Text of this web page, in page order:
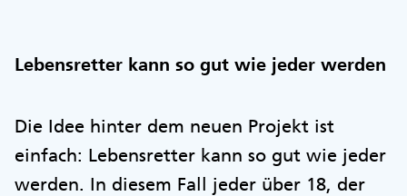
Lebensretter kann so gut wie jeder werden
Die Idee hinter dem neuen Projekt ist
einfach: Lebensretter kann so gut wie jeder
werden. In diesem Fall jeder über 18, der